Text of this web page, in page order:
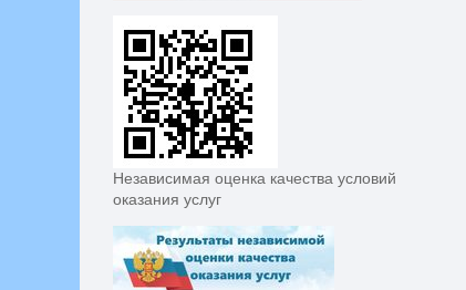
Независимая оценка качества условий
оказания услуг